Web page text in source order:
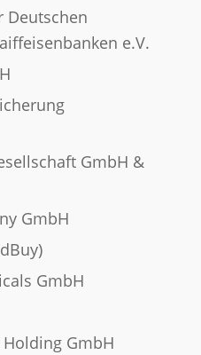
Deutschen
e.V.
GmbH &
GmbH
GmbH
GmbH